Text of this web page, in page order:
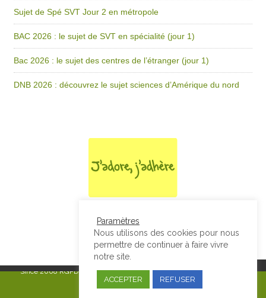
Sujet de Spé SVT Jour 2 en métropole
BAC 2026 : le sujet de SVT en spécialité (jour 1)
Bac 2026 : le sujet des centres de l’étranger (jour 1)
DNB 2026 : découvrez le sujet sciences d’Amérique du nord
Since 2008RGPD & Mentions Légales|Designed by Studio Thil - Site
internet - Charte graphique
Paramètres
Nous utilisons des cookies pour nous
permettre de continuer à faire vivre
notre site.
ACCEPTER REFUSER